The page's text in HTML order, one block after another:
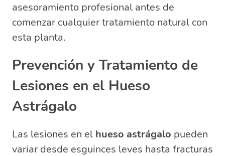
asesoramiento profesional antes de
comenzar cualquier tratamiento natural con
esta planta.
Prevención y Tratamiento de
Lesiones en el Hueso
Astrágalo
Las lesiones en el hueso astrágalo pueden
variar desde esguinces leves hasta fracturas